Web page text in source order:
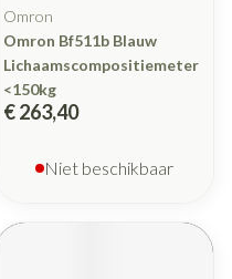
Omron
Omron Bf511b Blauw
Lichaamscompositiemeter
<150kg
€ 263,40
Niet beschikbaar